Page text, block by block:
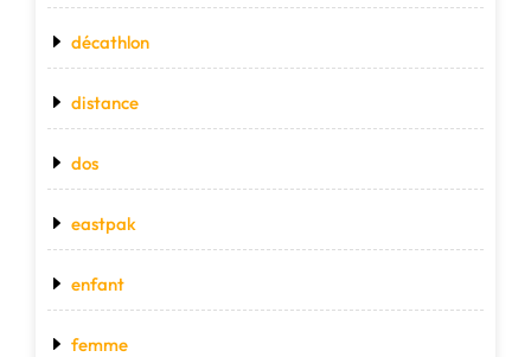
décathlon
distance
dos
eastpak
enfant
femme